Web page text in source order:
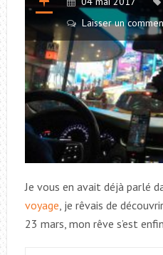
Laisser un
Je vous en avait déjà parlé
voyage, je rêvais de
23 mars, mon rêve s’est